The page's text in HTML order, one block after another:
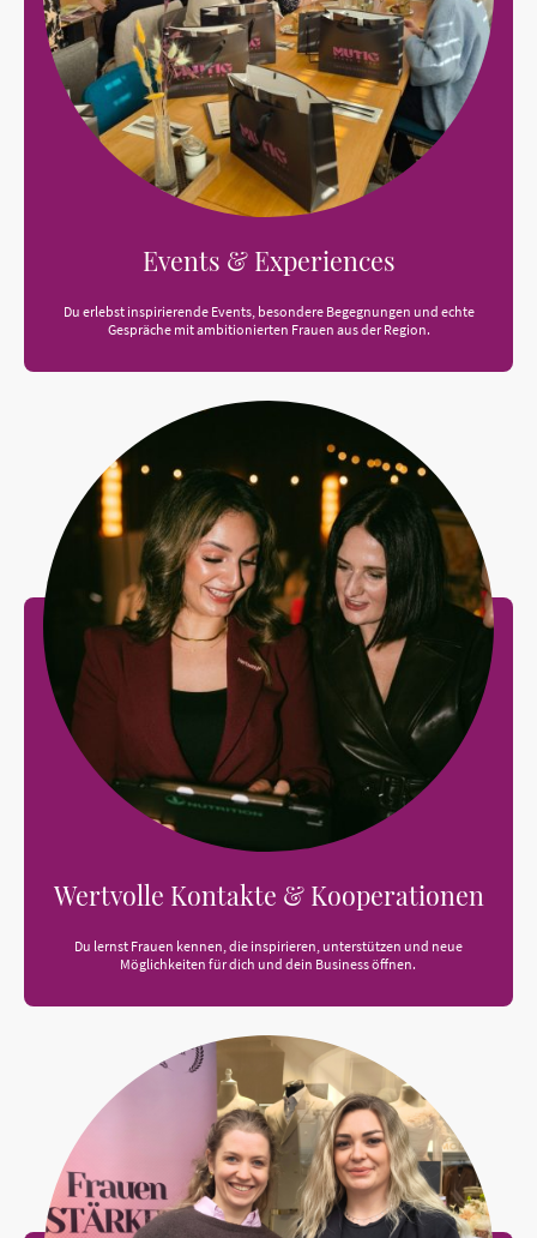
Events & Experiences
Du erlebst inspirierende Events, besondere Begegnungen und echte
Gespräche mit ambitionierten Frauen aus der Region.
Wertvolle Kontakte & Kooperationen
Du lernst Frauen kennen, die inspirieren, unterstützen und neue
Möglichkeiten für dich und dein Business öffnen.